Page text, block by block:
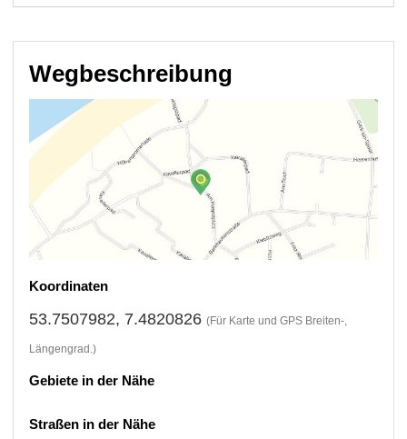
Wegbeschreibung
Koordinaten
53.7507982, 7.4820826 (Für Karte und GPS Breiten-,
Längengrad.)
Gebiete in der Nähe
Straßen in der Nähe